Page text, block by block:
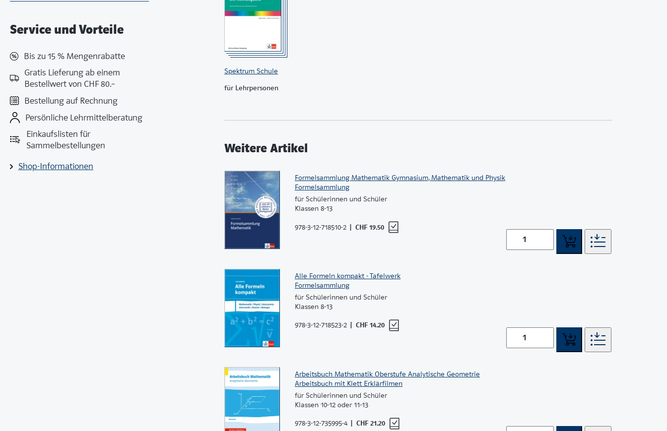
Service und Vorteile
Bis zu 15 % Mengenrabatte
Gratis Lieferung ab einem
Bestellwert von CHF 80.–
Bestellung auf Rechnung
Persönliche Lehrmittelberatung
Einkaufslisten für
Sammelbestellungen
Shop-Informationen
Spektrum Schule
für Lehrpersonen
Weitere Artikel
Formelsammlung Mathematik Gymnasium, Mathematik und Physik
Formelsammlung
für Schülerinnen und Schüler
Klassen 8-13
978-3-12-718510-2 CHF 19.50
Alle Formeln kompakt - Tafelwerk
Formelsammlung
für Schülerinnen und Schüler
Klassen 8-13
978-3-12-718523-2 CHF 14.20
Arbeitsbuch Mathematik Oberstufe Analytische Geometrie
Arbeitsbuch mit Klett Erklärfilmen
für Schülerinnen und Schüler
Klassen 10-12 oder 11-13
978-3-12-735995-4 CHF 21.20